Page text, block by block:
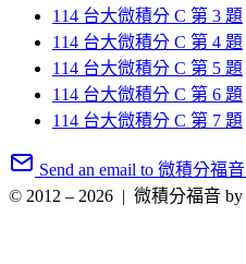
114 台大微積分 C 第 3 題
114 台大微積分 C 第 4 題
114 台大微積分 C 第 5 題
114 台大微積分 C 第 6 題
114 台大微積分 C 第 7 題
Send an email to 微積分福音
© 2012 – 2026 | 微積分福音